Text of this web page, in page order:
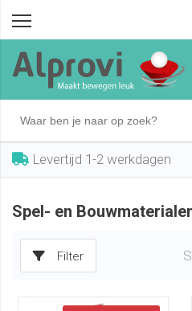
Levertijd 1-2 werkdagen
Spel- en
Filter